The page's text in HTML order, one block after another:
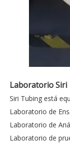
Laboratorio Siri
Siri Tubing está
Laboratorio de
Laboratorio de
Laboratorio de